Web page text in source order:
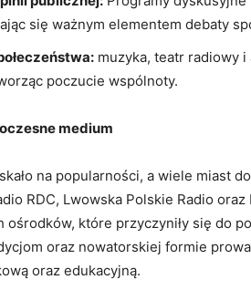
się ważnym elementem debaty
muzyka, teatr radiowy
poczucie wspólnoty.
medium
na popularności, a wiele miast
RDC, Lwowska Polskie Radio
ośrodków, które przyczyniły się do
oraz nowatorskiej formie
oraz edukacyjną.